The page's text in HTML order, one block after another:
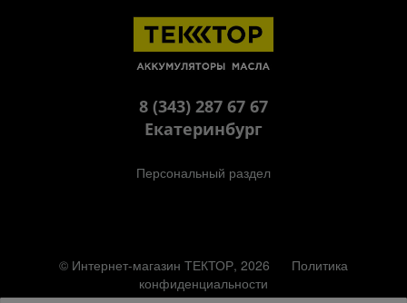
8 (343) 287 67 67
Екатеринбург
Персональный раздел
© Интернет-магазин ТЕКТОР, 2026
Политика
конфиденциальности